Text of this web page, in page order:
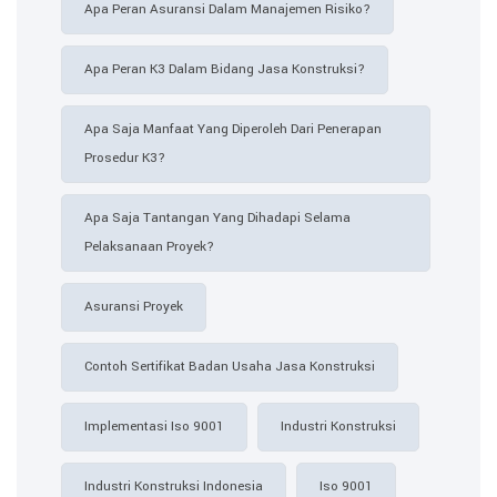
Apa Peran Asuransi Dalam Manajemen Risiko?
Apa Peran K3 Dalam Bidang Jasa Konstruksi?
Apa Saja Manfaat Yang Diperoleh Dari Penerapan
Prosedur K3?
Apa Saja Tantangan Yang Dihadapi Selama
Pelaksanaan Proyek?
Asuransi Proyek
Contoh Sertifikat Badan Usaha Jasa Konstruksi​
Implementasi Iso 9001 Industri Konstruksi
Industri Konstruksi Indonesia Iso 9001